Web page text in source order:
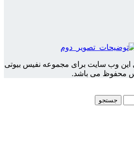
این وب سایت برای مجموعه نفیس بیوتی
محفوظ می باشد.
جستجو